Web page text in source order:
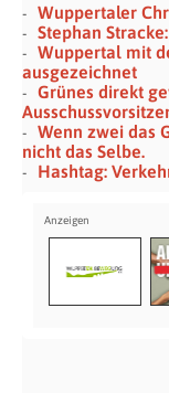
Wuppertaler
Stephan
Wuppertal mit
ausgezeichnet
Grünes direkt
Wenn zwei das
nicht das Selbe.
Hashtag: